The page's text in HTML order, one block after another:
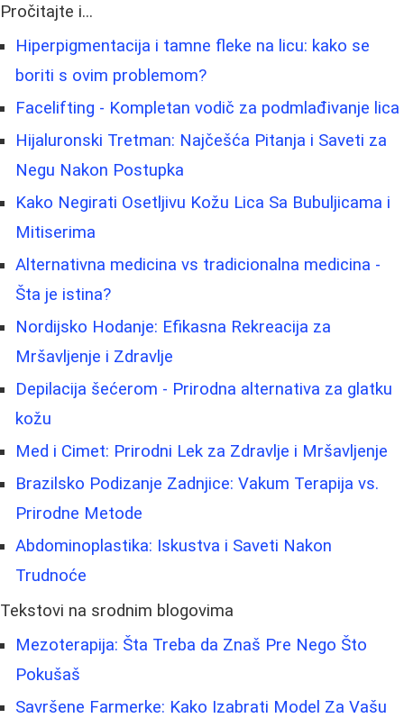
Pročitajte i...
Hiperpigmentacija i tamne fleke na licu: kako se
boriti s ovim problemom?
Facelifting - Kompletan vodič za podmlađivanje lica
Hijaluronski Tretman: Najčešća Pitanja i Saveti za
Negu Nakon Postupka
Kako Negirati Osetljivu Kožu Lica Sa Bubuljicama i
Mitiserima
Alternativna medicina vs tradicionalna medicina -
Šta je istina?
Nordijsko Hodanje: Efikasna Rekreacija za
Mršavljenje i Zdravlje
Depilacija šećerom - Prirodna alternativa za glatku
kožu
Med i Cimet: Prirodni Lek za Zdravlje i Mršavljenje
Brazilsko Podizanje Zadnjice: Vakum Terapija vs.
Prirodne Metode
Abdominoplastika: Iskustva i Saveti Nakon
Trudnoće
Tekstovi na srodnim blogovima
Mezoterapija: Šta Treba da Znaš Pre Nego Što
Pokušaš
Savršene Farmerke: Kako Izabrati Model Za Vašu